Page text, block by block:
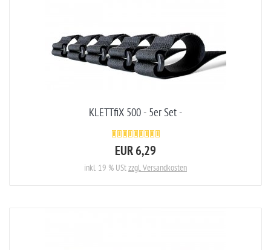
KLETTfiX 500 - 5er Set -
EUR 6,29
inkl. 19 % UStzzgl. Versandkosten